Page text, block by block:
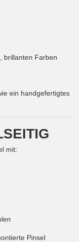
brillanten Farben
ein handgefertigtes
mit:
Pinsel